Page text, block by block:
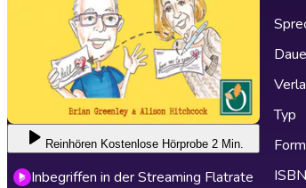
Reinhören Kostenlose Hörprobe 2 Min.
Inbegriffen in der Streaming Flatrate
Typ
ISBN